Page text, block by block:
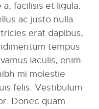
facilisis et ligula.
ac justo nulla.
erat dapibus,
tempus
iaculis, enim
mi molestie
felis. Vestibulum
Donec quam